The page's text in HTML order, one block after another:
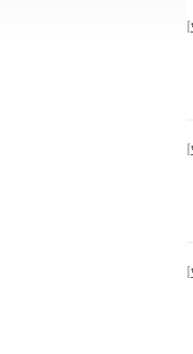
[
[
[